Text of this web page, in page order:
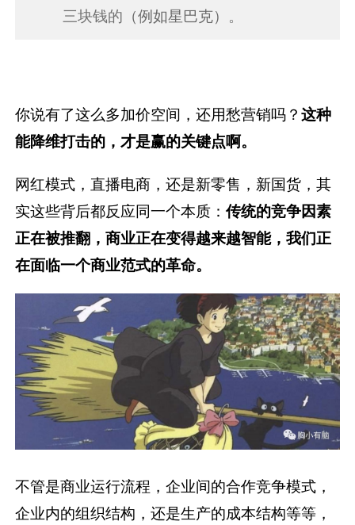
三块钱的 （例如星巴克） 。
你说有了这么多加价空间，还用愁营销吗？这种
能降维打击的，才是赢的关键点啊。
网红模式，直播电商，还是新零售，新国货，其
实这些背后都反应同一个本质：传统的竞争因素
正在被推翻，商业正在变得越来越智能，我们正
在面临一个商业范式的革命。
不管是商业运行流程，企业间的合作竞争模式，
企业内的组织结构，还是生产的成本结构等等，